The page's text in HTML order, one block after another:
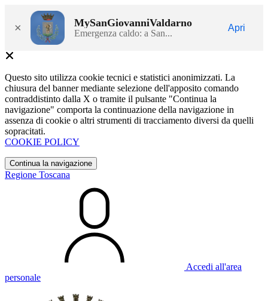
× MySanGiovanniValdarno
Emergenza caldo: a San...
Apri
Questo sito utilizza cookie tecnici e statistici anonimizzati. La
chiusura del banner mediante selezione dell'apposito comando
contraddistinto dalla X o tramite il pulsante "Continua la
navigazione" comporta la continuazione della navigazione in
assenza di cookie o altri strumenti di tracciamento diversi da quelli
sopracitati.
COOKIE POLICY
Continua la navigazione
Regione Toscana
Accedi all'area
personale